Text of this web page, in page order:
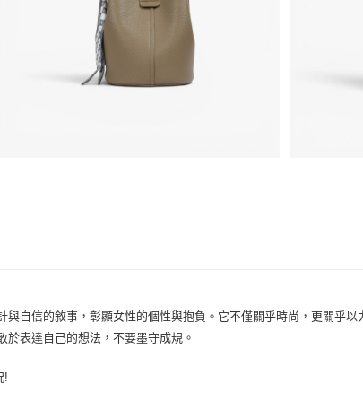
自信的敘事，彰顯女性的個性與抱負。它不僅關乎時尚，更關乎
於表達自己的想法，不要墨守成規。
!